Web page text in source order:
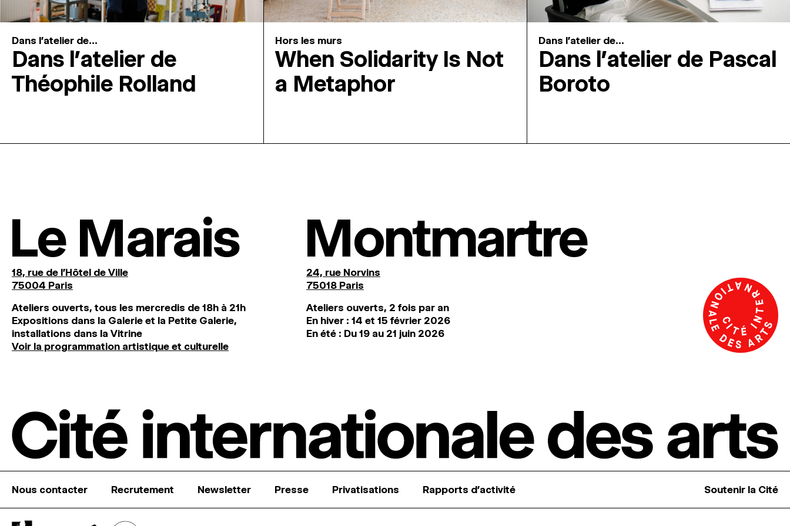
Dans l'atelier de...
Dans l’atelier de
Théophile Rolland
Hors les murs
When Solidarity Is Not
a Metaphor
Dans l'atelier de...
Dans l’atelier de Pascal
Boroto
Le Marais
18, rue de l'Hôtel de Ville
75004 Paris
Ateliers ouverts, tous les mercredis de 18h à 21h
Expositions dans la Galerie et la Petite Galerie,
installations dans la Vitrine
Voir la programmation artistique et culturelle
Montmartre
24, rue Norvins
75018 Paris
Ateliers ouverts, 2 fois par an
En hiver : 14 et 15 février 2026
En été : Du 19 au 21 juin 2026
Nous contacter Recrutement Newsletter Presse Privatisations Rapports d’activité Soutenir la Cité